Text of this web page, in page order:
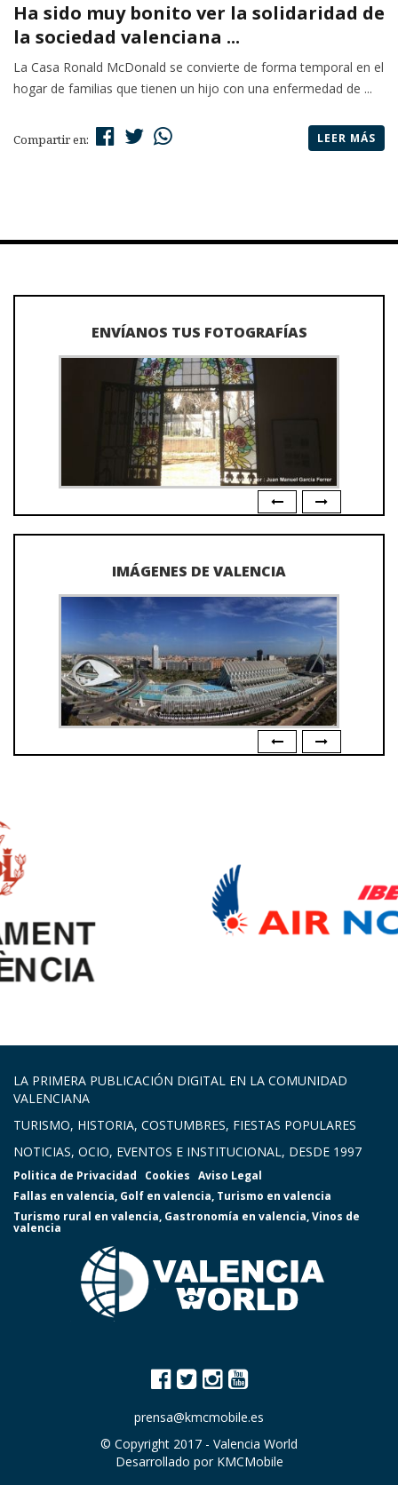
Ha sido muy bonito ver la solidaridad de
la sociedad valenciana ...
La Casa Ronald McDonald se convierte de forma temporal en el
hogar de familias que tienen un hijo con una enfermedad de ...
Compartir en: LEER MÁS
ENVÍANOS TUS FOTOGRAFÍAS
IMÁGENES DE VALENCIA
LA PRIMERA PUBLICACIÓN DIGITAL EN LA COMUNIDAD
VALENCIANA
TURISMO, HISTORIA, COSTUMBRES, FIESTAS POPULARES
NOTICIAS, OCIO, EVENTOS E INSTITUCIONAL, DESDE 1997
Politica de Privacidad Cookies Aviso Legal
Fallas en valencia, Golf en valencia, Turismo en valencia
Turismo rural en valencia, Gastronomía en valencia,Vinos de
valencia
prensa@kmcmobile.es
© Copyright 2017 - Valencia World
Desarrollado por KMCMobile